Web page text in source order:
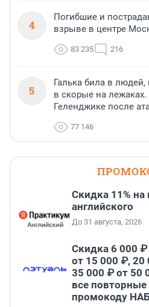
4
Погибшие и
взрыве в центре
83 235 216
5
Галька била в людей,
в скорые на
Геленджике после
77 146
Скидка 11% на
английского
До 31 августа, 2026
Скидка 6 000
от 15 000 ₽, 20
35 000 ₽ от 50
все
промокоду